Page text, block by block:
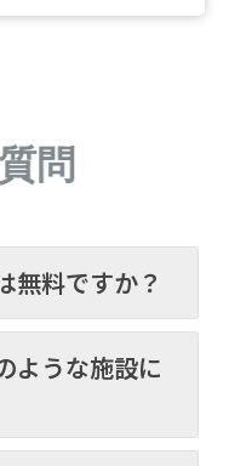
問
無料ですか？
ような施設に